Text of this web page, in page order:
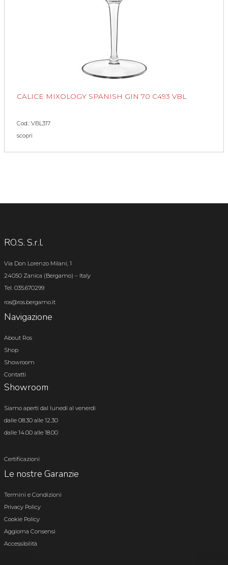
CALICE MIXOLOGY SPANISH GIN 70 C493 VBL
Cod.: VBL317
scopri
RO.S. S.r.l.
Via Don Lorenzo Milani, 1
24050 Zanica (Bergamo) – Italy
Tel. 035.670299
ros@ros.bergamo.it
Navigazione
About Ros
Shop
Showroom
Contatti
Showroom
Siamo aperti dal lunedì al venerdì
dalle 08.30 alle 12.30
dalle 14.00 alle 18.00
Certificazioni
Le nostre Garanzie
Termini e Condizioni
Privacy Policy
Cookie Policy
Aggiorna Consensi
Accessibilità